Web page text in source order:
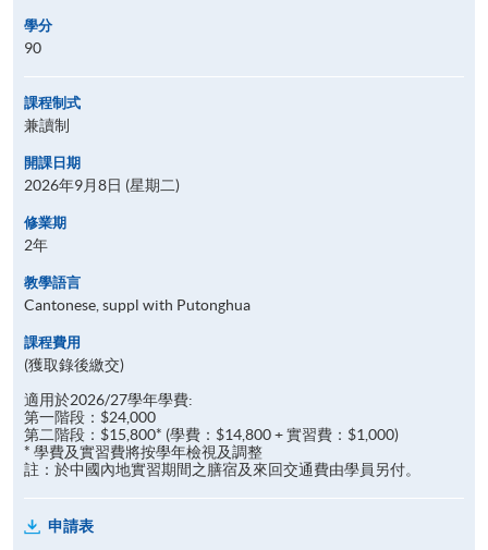
學分
90
課程制式
兼讀制
開課日期
2026年9月8日 (星期二)
修業期
2年
教學語言
Cantonese, suppl with Putonghua
課程費用
(獲取錄後繳交)
適用於2026/27學年學費:
第一階段：$24,000
第二階段：$15,800* (學費：$14,800 + 實習費：$1,000)
* 學費及實習費將按學年檢視及調整
註：於中國內地實習期間之膳宿及來回交通費由學員另付。
申請表